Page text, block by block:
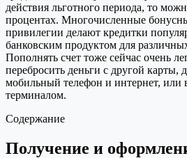
действия льготного периода, то
процентах. Многочисленные
привилегии делают кредитки
банковским продуктом для
Пополнять счет тоже сейчас очень
перебросить деньги с другой карты,
мобильный телефон и интернет, или
терминалом.
Содержание
Получение и